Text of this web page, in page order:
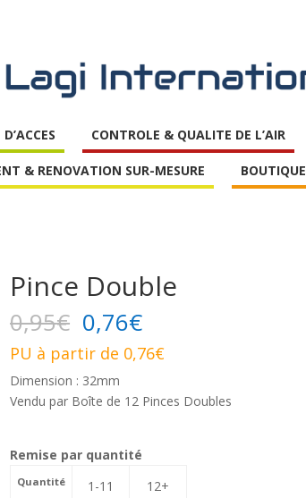
CONTROLE & QUALITE DE L’AIR
& RENOVATION SUR-MESURE BOUTIQUE
Pince Double
0,95€ 0,76€
PU à partir de 0,76€
Dimension : 32mm
Vendu par Boîte de 12 Pinces Doubles
Remise par quantité
Quantité 1-11 12+